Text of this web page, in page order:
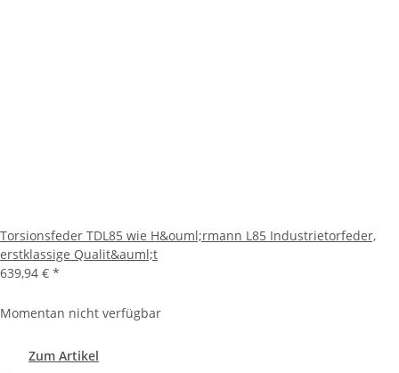
Torsionsfeder TDL85 wie H&ouml;rmann L85 Industrietorfeder,
erstklassige Qualit&auml;t
639,94 € *
Momentan nicht verfügbar
Zum Artikel